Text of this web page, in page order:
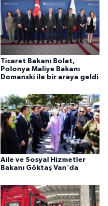
Ticaret Bakanı Bolat,
Polonya Maliye Bakanı
Domanski ile bir araya geldi
Aile ve Sosyal Hizmetler
Bakanı Göktaş Van'da